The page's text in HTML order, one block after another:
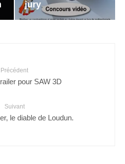
jury
Précédent
pour SAW 3D
Suivant
le diable de Loudun.